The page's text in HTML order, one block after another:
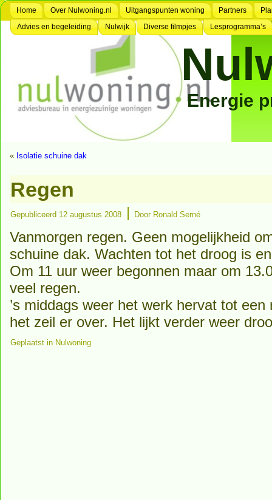
Home Over Nulwoning.nl Uitgangspunten woning Partners
Advies en begeleiding
Nulwijk Diverse filmpjes Lesprogramma’s
Energie
« Isolatie schuine dak
Regen
Gepubliceerd 12 augustus 2008 | Door Ronald Serné
Vanmorgen regen. Geen mogelijkheid
schuine dak. Wachten tot het droog is
Om 11 uur weer begonnen maar om
veel regen.
’s middags weer het werk hervat tot
het zeil er over. Het lijkt verder weer
Geplaatst in Nulwoning